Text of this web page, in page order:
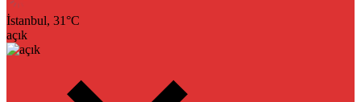
İstanbul, 31°C
açık